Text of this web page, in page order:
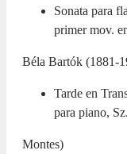
Sonata para
primer mov.
Béla Bartók (1881-
Tarde en
para piano,
Montes)